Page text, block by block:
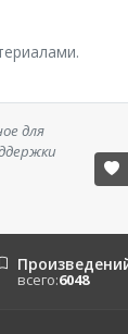
для
Произведений